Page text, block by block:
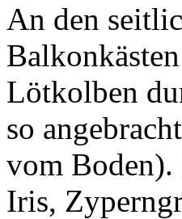
An den
Lötkolben
so
vom
Iris,